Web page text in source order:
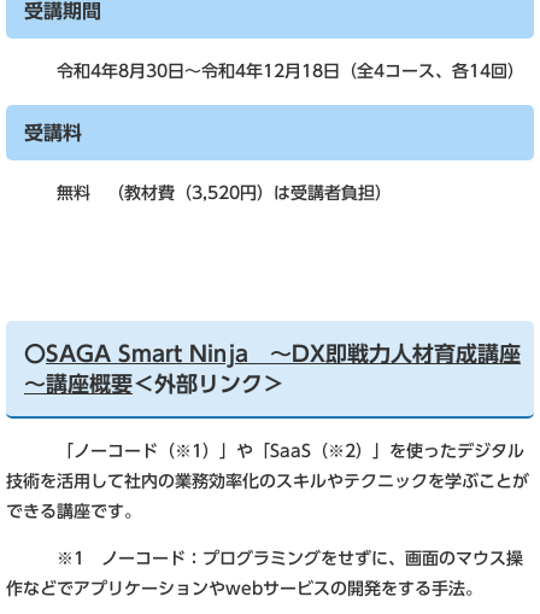
受講期間
令和4年8月30日～令和4年12月18日（全4コース、各14回）
受講料
無料 （教材費（3,520円）は受講者負担）
〇SAGA Smart Ninja ～DX即戦力人材育成講座
～講座概要＜外部リンク＞
「ノーコード（※1）」や「SaaS（※2）」を使ったデジタル
技術を活用して社内の業務効率化のスキルやテクニックを学ぶことが
できる講座です。
※1 ノーコード：プログラミングをせずに、画面のマウス操
作などでアプリケーションやwebサービスの開発をする手法。